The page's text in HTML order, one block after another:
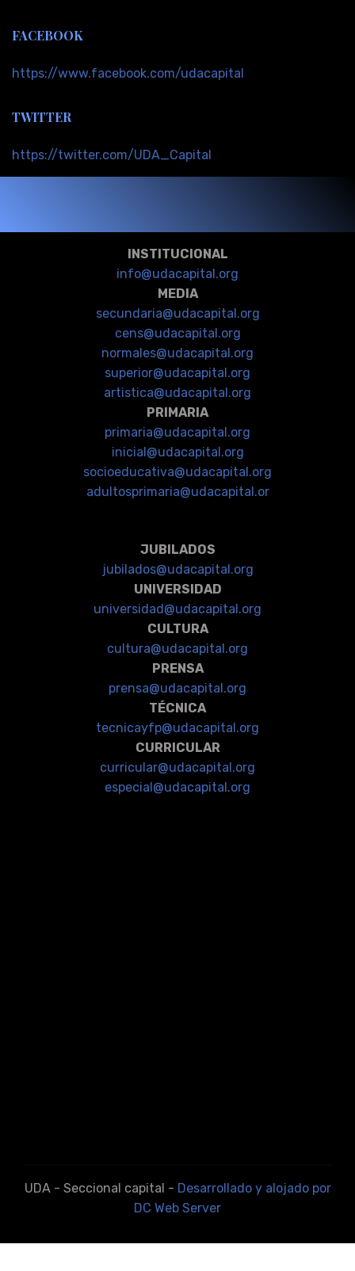
FACEBOOK
https://www.facebook.com/udacapital
TWITTER
https://twitter.com/UDA_Capital
INSTITUCIONAL
info@udacapital.org
MEDIA
secundaria@udacapital.org
cens@udacapital.org
normales@udacapital.org
superior@udacapital.org
artistica@udacapital.org
PRIMARIA
primaria@udacapital.org
inicial@udacapital.org
socioeducativa@udacapital.org
adultosprimaria@udacapital.or
JUBILADOS
jubilados@udacapital.org
UNIVERSIDAD
universidad@udacapital.org
CULTURA
cultura@udacapital.org
PRENSA
prensa@udacapital.org
TÉCNICA
tecnicayfp@udacapital.org
CURRICULAR
curricular@udacapital.org
especial@udacapital.org
UDA - Seccional capital - Desarrollado y alojado por
DC Web Server